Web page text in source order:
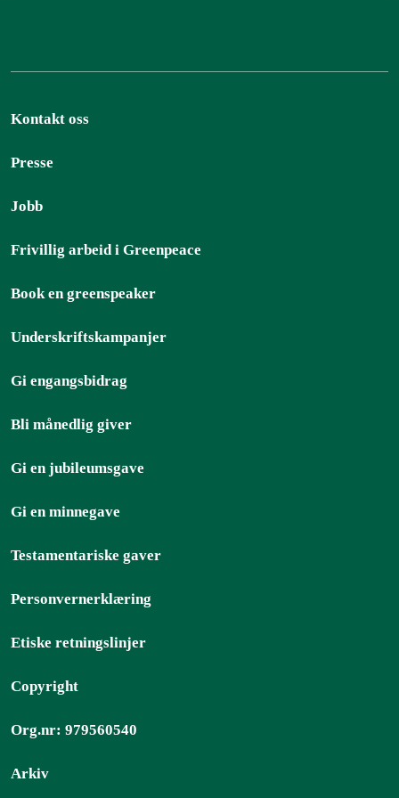
Kontakt oss
Presse
Jobb
Frivillig arbeid i Greenpeace
Book en greenspeaker
Underskriftskampanjer
Gi engangsbidrag
Bli månedlig giver
Gi en jubileumsgave
Gi en minnegave
Testamentariske gaver
Personvernerklæring
Etiske retningslinjer
Copyright
Org.nr: 979560540
Arkiv